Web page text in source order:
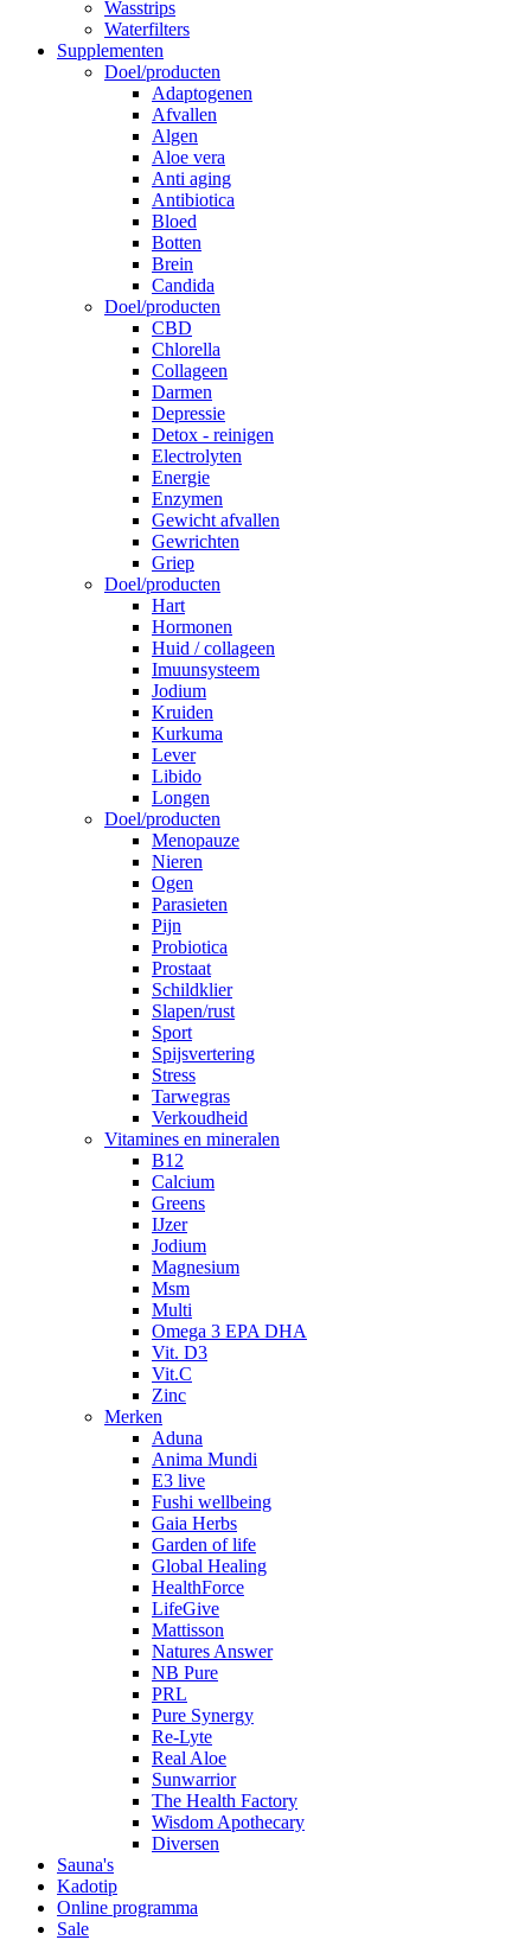
Wasstrips
Waterfilters
Supplementen
Doel/producten
Adaptogenen
Afvallen
Algen
Aloe vera
Anti aging
Antibiotica
Bloed
Botten
Brein
Candida
Doel/producten
CBD
Chlorella
Collageen
Darmen
Depressie
Detox - reinigen
Electrolyten
Energie
Enzymen
Gewicht afvallen
Gewrichten
Griep
Doel/producten
Hart
Hormonen
Huid / collageen
Imuunsysteem
Jodium
Kruiden
Kurkuma
Lever
Libido
Longen
Doel/producten
Menopauze
Nieren
Ogen
Parasieten
Pijn
Probiotica
Prostaat
Schildklier
Slapen/rust
Sport
Spijsvertering
Stress
Tarwegras
Verkoudheid
Vitamines en mineralen
B12
Calcium
Greens
IJzer
Jodium
Magnesium
Msm
Multi
Omega 3 EPA DHA
Vit. D3
Vit.C
Zinc
Merken
Aduna
Anima Mundi
E3 live
Fushi wellbeing
Gaia Herbs
Garden of life
Global Healing
HealthForce
LifeGive
Mattisson
Natures Answer
NB Pure
PRL
Pure Synergy
Re-Lyte
Real Aloe
Sunwarrior
The Health Factory
Wisdom Apothecary
Diversen
Sauna's
Kadotip
Online programma
Sale